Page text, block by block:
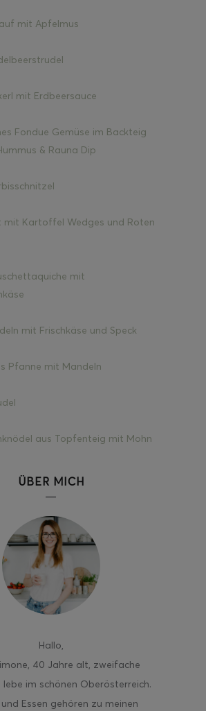
mit Apfelmus
mit Erdbeersauce
Fondue Gemüse im Backteig
& Rauna Dip
mit Kartoffel Wedges und Roten
mit
mit Frischkäse und Speck
Pfanne mit Mandeln
aus Topfenteig mit Mohn
ÜBER MICH
Hallo,
40 Jahre alt, zweifache
im schönen Oberösterreich.
Essen gehören zu meinen